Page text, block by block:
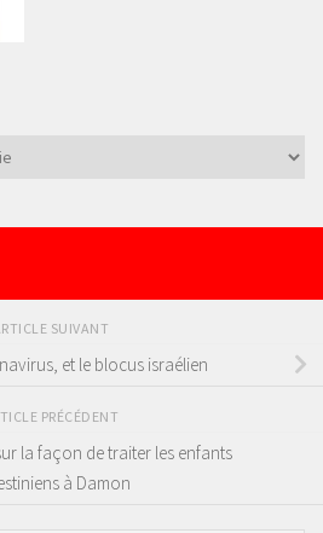
SUIVANT
et le blocus israélien
PRÉCÉDENT
la façon de traiter les enfants
à Damon